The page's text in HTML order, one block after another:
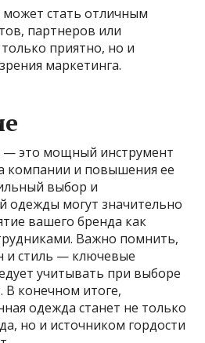
стать отличным
партнеров или
приятно, но и
маркетинга.
— это мощный инструмент
компании и повышения ее
выбор и
одежды могут значительно
вашего бренда как
Важно помнить,
и стиль — ключевые
учитывать при выборе
конечном итоге,
одежда станет не только
но и источником гордости